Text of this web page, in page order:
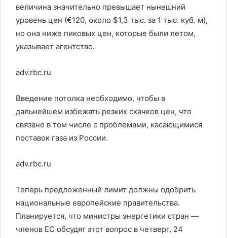
величина значительно превышает нынешний
уровень цен (€120, около $1,3 тыс. за 1 тыс. куб. м),
но она ниже пиковых цен, которые были летом,
указывает агентство.
adv.rbc.ru
Введение потолка необходимо, чтобы в
дальнейшем избежать резких скачков цен, что
связано в том числе с проблемами, касающимися
поставок газа из России.
adv.rbc.ru
Теперь предложенный лимит должны одобрить
национальные европейские правительства.
Планируется, что министры энергетики стран —
членов ЕС обсудят этот вопрос в четверг, 24